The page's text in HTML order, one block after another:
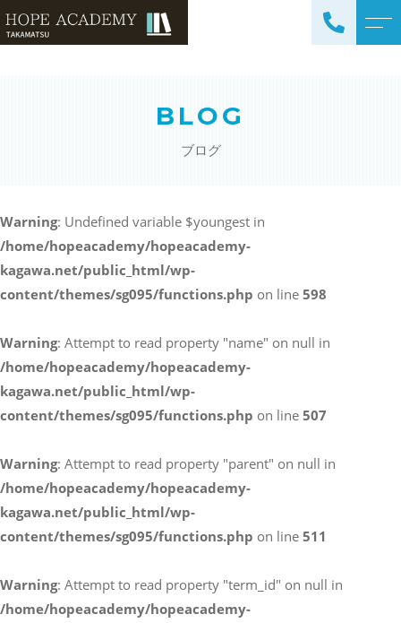
（4科目）
中学生コース（5科目）
高校生コース（3科目）
英会話コース（幼児～小学
校低学年）
087-887-7663
Webからのお問い合わせ
CONTACT
BLOG
ブログ
Warning: Undefined variable $youngest in
/home/hopeacademy/hopeacademy-
kagawa.net/public_html/wp-
content/themes/sg095/functions.php on line 598
Warning: Attempt to read property "name" on null in
/home/hopeacademy/hopeacademy-
kagawa.net/public_html/wp-
content/themes/sg095/functions.php on line 507
Warning: Attempt to read property "parent" on null in
/home/hopeacademy/hopeacademy-
kagawa.net/public_html/wp-
content/themes/sg095/functions.php on line 511
Warning: Attempt to read property "term_id" on null in
/home/hopeacademy/hopeacademy-